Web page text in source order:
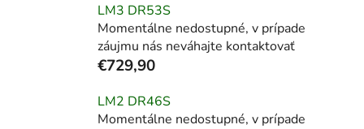
LM3 DR53S
Momentálne nedostupné, v prípade
záujmu nás neváhajte kontaktovať
€729,90
LM2 DR46S
Momentálne nedostupné, v prípade